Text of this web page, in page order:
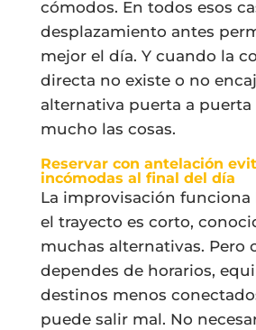
cómodos. En todos esos
desplazamiento antes
mejor el día. Y cuando la
directa no existe o no
alternativa puerta a
mucho las cosas.
Reservar con antelación
incómodas al final del día
La improvisación funciona
el trayecto es corto,
muchas alternativas. Pero
dependes de horarios,
destinos menos
puede salir mal. No